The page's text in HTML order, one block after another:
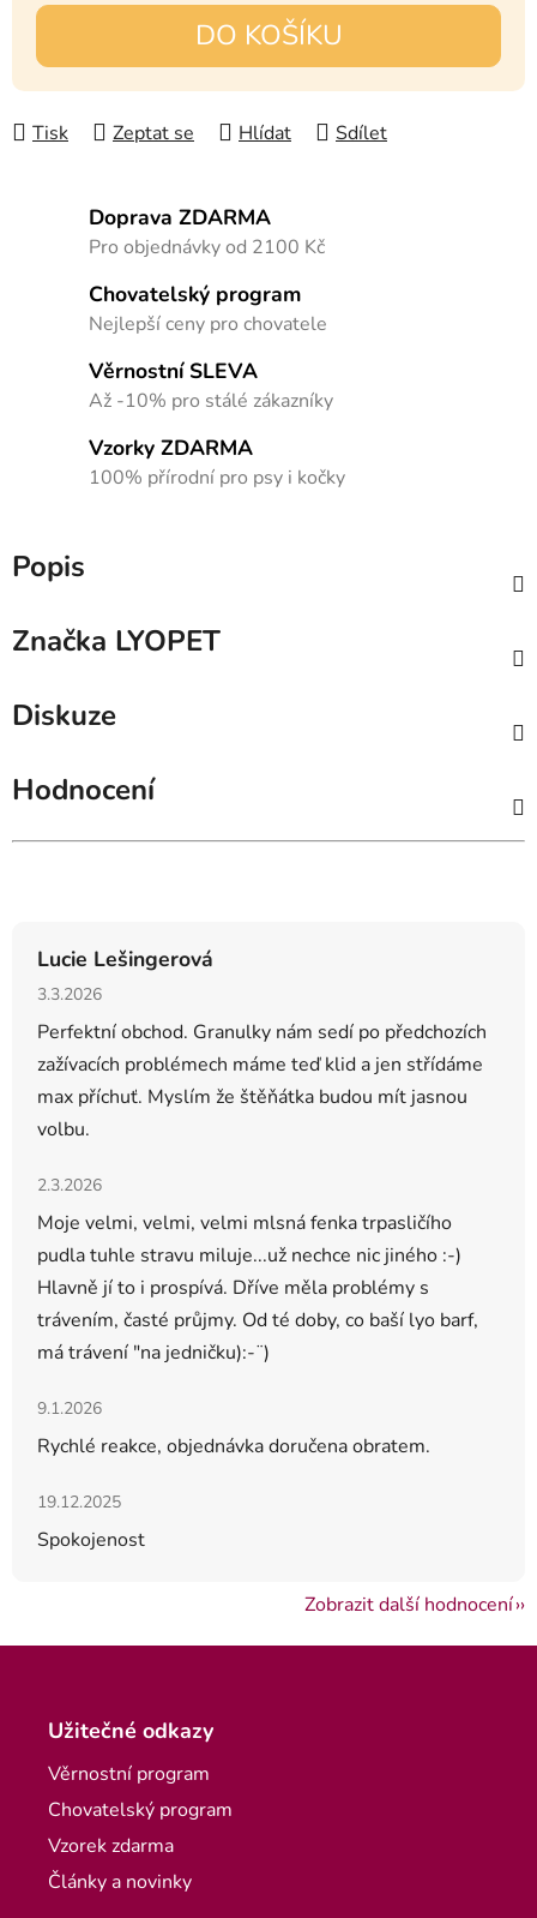
Měrná cena:
DO KOŠÍKU
Tisk Zeptat se Hlídat Sdílet
Doprava ZDARMA
Pro objednávky od 2100 Kč
Chovatelský program
Nejlepší ceny pro chovatele
Věrnostní SLEVA
Až -10% pro stálé zákazníky
Vzorky ZDARMA
100% přírodní pro psy i kočky
Popis
Značka LYOPET
Diskuze
Hodnocení
Lucie Lešingerová
Hodnocení obchodu je 5 z 5 hvězdiček.
3.3.2026
Perfektní obchod. Granulky nám sedí po předchozích
zažívacích problémech máme teď klid a jen střídáme
max příchuť. Myslím že štěňátka budou mít jasnou
volbu.
Hodnocení obchodu je 5 z 5 hvězdiček.
2.3.2026
Moje velmi, velmi, velmi mlsná fenka trpasličího
pudla tuhle stravu miluje...už nechce nic jiného :-)
Hlavně jí to i prospívá. Dříve měla problémy s
trávením, časté průjmy. Od té doby, co baší lyo barf,
má trávení "na jedničku):-¨)
Hodnocení obchodu je 5 z 5 hvězdiček.
9.1.2026
Rychlé reakce, objednávka doručena obratem.
Hodnocení obchodu je 5 z 5 hvězdiček.
19.12.2025
Spokojenost
Zobrazit další hodnocení
Užitečné odkazy
Věrnostní program
Chovatelský program
Vzorek zdarma
Články a novinky